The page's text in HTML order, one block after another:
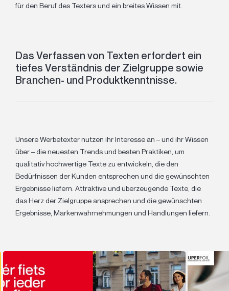
für den Beruf des Texters und ein breites Wissen mit.
Das Verfassen von Texten erfordert ein
tiefes Verständnis der Zielgruppe sowie
Branchen- und Produktkenntnisse.
Unsere Werbetexter nutzen ihr Interesse an – und ihr Wissen
über – die neuesten Trends und besten Praktiken, um
qualitativ hochwertige Texte zu entwickeln, die den
Bedürfnissen der Kunden entsprechen und die gewünschten
Ergebnisse liefern. Attraktive und überzeugende Texte, die
das Herz der Zielgruppe ansprechen und die gewünschten
Ergebnisse, Markenwahrnehmungen und Handlungen liefern.